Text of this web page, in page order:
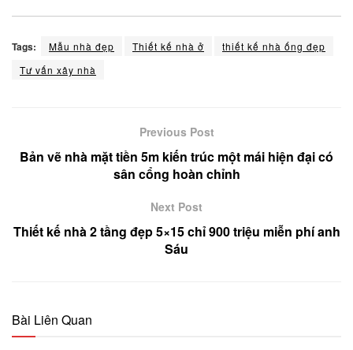
Tags: Mẫu nhà đẹp Thiết kế nhà ở
thiết kế nhà ống đẹp
Tư vấn xây nhà
Previous Post
Bản vẽ nhà mặt tiền 5m kiến trúc một mái hiện đại có
sân cổng hoàn chỉnh
Next Post
Thiết kế nhà 2 tầng đẹp 5×15 chỉ 900 triệu miễn phí anh
Sáu
Bài Liên Quan